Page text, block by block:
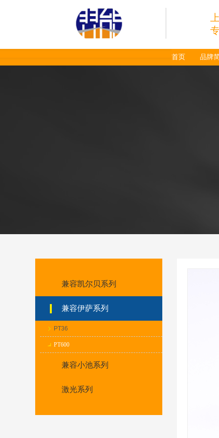
首页 品牌
兼容凯尔贝系列
兼容伊萨系列
PT36
PT600
兼容小池系列
激光系列